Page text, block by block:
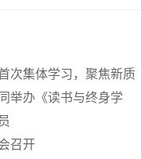
次集体学习，聚焦新质
举办《读书与终身学
召开